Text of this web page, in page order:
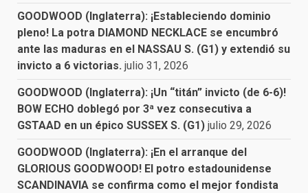
GOODWOOD (Inglaterra): ¡Estableciendo dominio
pleno! La potra DIAMOND NECKLACE se encumbró
ante las maduras en el NASSAU S. (G1) y extendió su
invicto a 6 victorias. julio 31, 2026
GOODWOOD (Inglaterra): ¡Un “titán” invicto (de 6-6)!
BOW ECHO doblegó por 3ª vez consecutiva a
GSTAAD en un épico SUSSEX S. (G1) julio 29, 2026
GOODWOOD (Inglaterra): ¡En el arranque del
GLORIOUS GOODWOOD! El potro estadounidense
SCANDINAVIA se confirma como el mejor fondista